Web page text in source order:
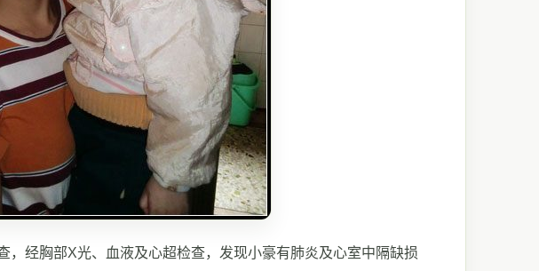
经胸部X光、血液及心超检查，发现小豪有肺炎及心室中隔缺损